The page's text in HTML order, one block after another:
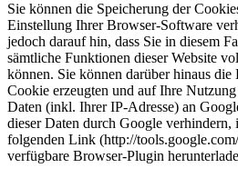
Sie können die Speicherung der
Einstellung Ihrer Browser-Software
jedoch darauf hin, dass Sie in diesem
sämtliche Funktionen dieser Website
können. Sie können darüber hinaus die
Cookie erzeugten und auf Ihre Nutzung
Daten (inkl. Ihrer IP-Adresse) an
dieser Daten durch Google verhindern,
folgenden Link (http://
verfügbare Browser-Plugin